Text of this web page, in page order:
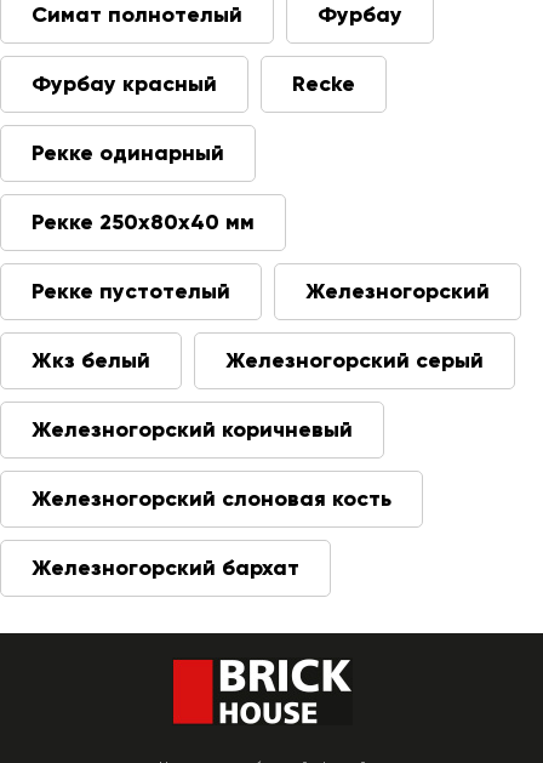
Симат полнотелый Фурбау
Фурбау красный Recke
Рекке одинарный
Рекке 250х80х40 мм
Рекке пустотелый Железногорский
Жкз белый Железногорский серый
Железногорский коричневый
Железногорский слоновая кость
Железногорский бархат